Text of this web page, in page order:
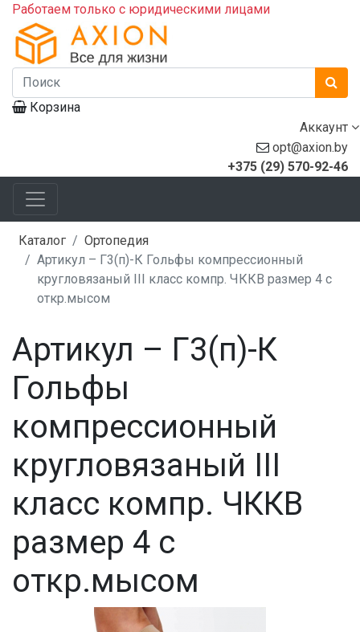
Работаем только с юридическими лицами
Корзина
Аккаунт
opt@axion.by
+375 (29) 570-92-46
Каталог
Ортопедия
Артикул – Г3(п)-К Гольфы компрессионный
кругловязаный III класс компр. ЧККВ размер 4 с
откр.мысом
Артикул – Г3(п)-К
Гольфы
компрессионный
кругловязаный III
класс компр. ЧККВ
размер 4 с
откр.мысом